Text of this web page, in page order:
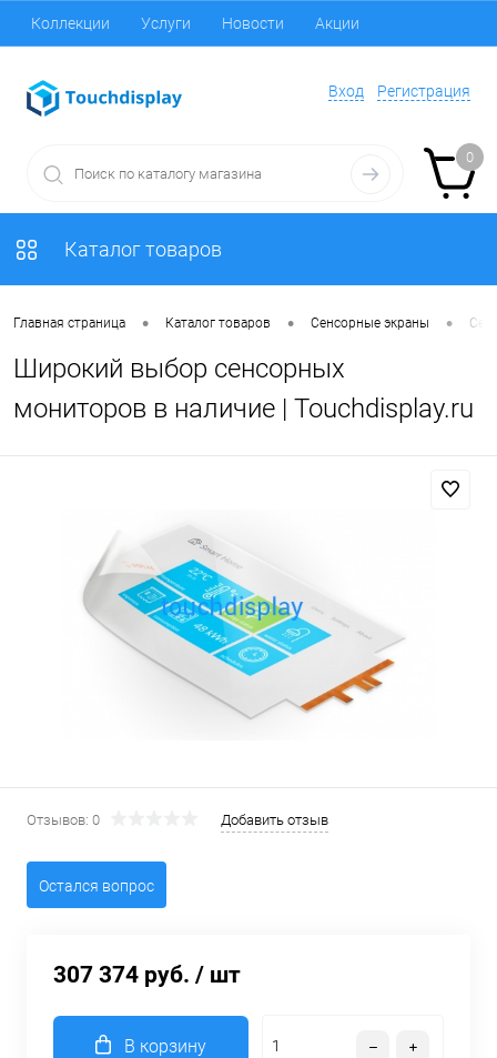
Коллекции Услуги Новости Акции
Вход Регистрация
0
Каталог товаров
Главная страница • Каталог товаров • Сенсорные экраны •
Широкий выбор сенсорных
мониторов в наличие | Touchdisplay.ru
Отзывов: 0 Добавить отзыв
Остался вопрос
307 374 руб. / шт
В корзину